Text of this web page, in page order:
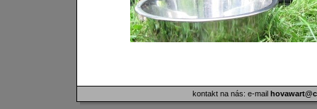
kontakt na nás: e-mail